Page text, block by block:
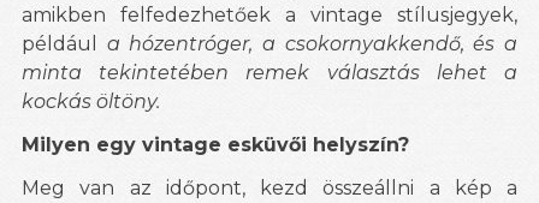
amikben felfedezhetőek a vintage stílusjegyek,
például a hózentróger, a csokornyakkendő, és a
minta tekintetében remek választás lehet a
kockás öltöny.
Milyen egy vintage esküvői helyszín?
Meg van az időpont, kezd összeállni a kép a